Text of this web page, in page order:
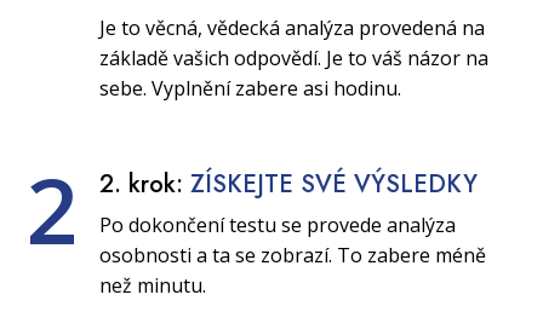
Je to věcná, vědecká analýza provedená na
základě vašich odpovědí. Je to váš názor na
sebe. Vyplnění zabere asi hodinu.
2 2. krok: ZÍSKEJTE SVÉ VÝSLEDKY
Po dokončení testu se provede analýza
osobnosti a ta se zobrazí. To zabere méně
než minutu.